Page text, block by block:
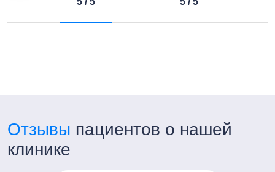
Отзывы пациентов о нашей
клинике